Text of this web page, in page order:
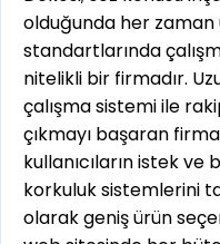
olduğunda her
standartlarında
nitelikli bir firmadır.
çalışma sistemi ile
çıkmayı başaran
kullanıcıların istek
korkuluk sistemlerini
olarak geniş ürün